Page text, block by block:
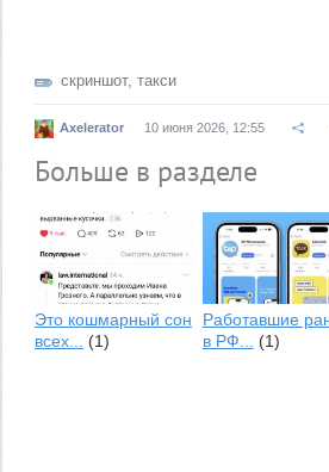
скриншот, такси
Axelerator 10 июня 2026, 12:55
Больше в разделе
Это кошмарный сон
всех...
(1)
Работавшие
в РФ...
(1)